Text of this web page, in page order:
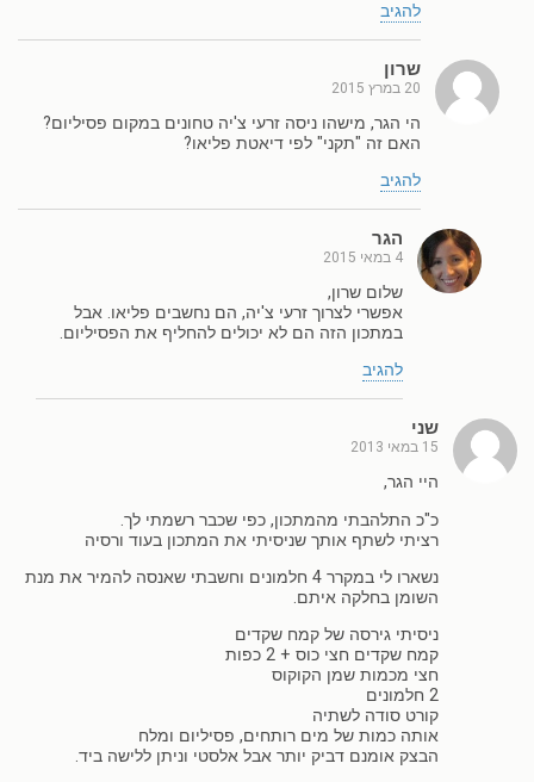
להגיב
שרון
20 במרץ 2015
הי הגר, מישהו ניסה זרעי צ'יה טחונים במקום פסיליום?
האם זה "תקני" לפי דיאטת פליאו?
להגיב
הגר
4 במאי 2015
שלום שרון,
אפשרי לצרוך זרעי צ'יה, הם נחשבים פליאו. אבל
במתכון הזה הם לא יכולים להחליף את הפסיליום.
להגיב
שני
15 במאי 2013
היי הגר,
כ"כ התלהבתי מהמתכון, כפי שכבר רשמתי לך.
רציתי לשתף אותך שניסיתי את המתכון בעוד ורסיה
נשארו לי במקרר 4 חלמונים וחשבתי שאנסה להמיר את מנת
השומן בחלקה איתם.
ניסיתי גירסה של קמח שקדים
קמח שקדים חצי כוס + 2 כפות
חצי מכמות שמן הקוקוס
2 חלמונים
קורט סודה לשתיה
אותה כמות של מים רותחים, פסיליום ומלח
הבצק אומנם דביק יותר אבל אלסטי וניתן ללישה ביד.